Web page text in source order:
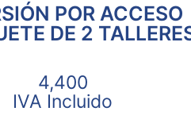
POR ACCESO
DE 2
4,400
IVA Incluido